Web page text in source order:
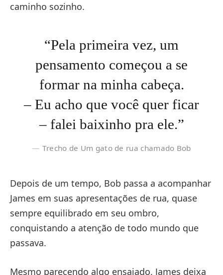
caminho sozinho.
“Pela primeira vez, um
pensamento começou a se
formar na minha cabeça.
– Eu acho que você quer ficar
– falei baixinho pra ele.”
Trecho de Um gato de rua chamado Bob
Depois de um tempo, Bob passa a acompanhar
James em suas apresentações de rua, quase
sempre equilibrado em seu ombro,
conquistando a atenção de todo mundo que
passava.
Mesmo parecendo algo ensaiado, James deixa